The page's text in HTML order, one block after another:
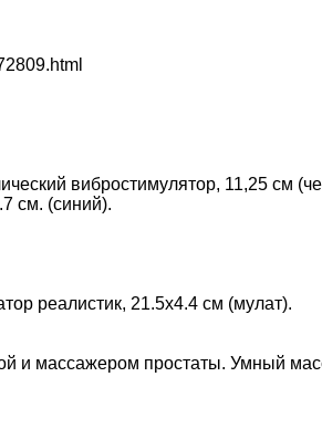
вибростимулятор, 11,25 см
см. (синий).
реалистик, 21.5х4.4 см (мулат).
и массажером простаты. Умный